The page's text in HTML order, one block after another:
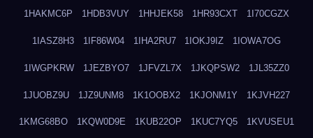
1HAKMC6P 1HDB3VUY 1HHJEK58 1HR93CXT 1I70CGZX
1IASZ8H3 1IF86W04 1IHA2RU7 1IOKJ9IZ 1IOWA7OG
1IWGPKRW 1JEZBYO7 1JFVZL7X 1JKQPSW2 1JL35ZZ0
1JUOBZ9U 1JZ9UNM8 1K1OOBX2 1KJONM1Y 1KJVH227
1KMG68BO 1KQW0D9E 1KUB22OP 1KUC7YQ5 1KVUSEU1